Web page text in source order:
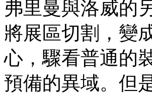
弗里曼與洛威的
將展區切割，變
心，驟看普通的
預備的異域。但